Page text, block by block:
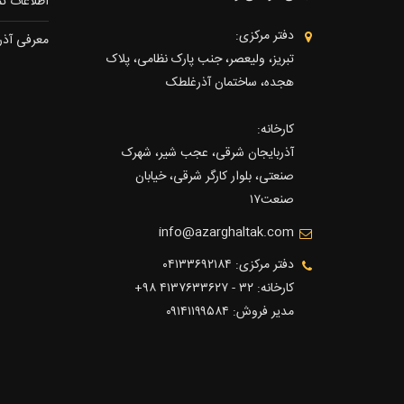
دفتر مرکزی:
تبریز، ولیعصر، جنب پارک نظامی، پلاک
هجده، ساختمان آذرغلطک
کارخانه:
آذربایجان شرقی، عجب شیر، شهرک
صنعتی، بلوار کارگر شرقی، خیابان
صنعت۱۷
info@azarghaltak.com
دفتر مرکزی: ۰۴۱۳۳۶۹۲۱۸۴
کارخانه: ۳۲ - ۴۱۳۷۶۳۳۶۲۷ ۹۸+
مدیر فروش: ۰۹۱۴۱۱۹۹۵۸۴
معرفی